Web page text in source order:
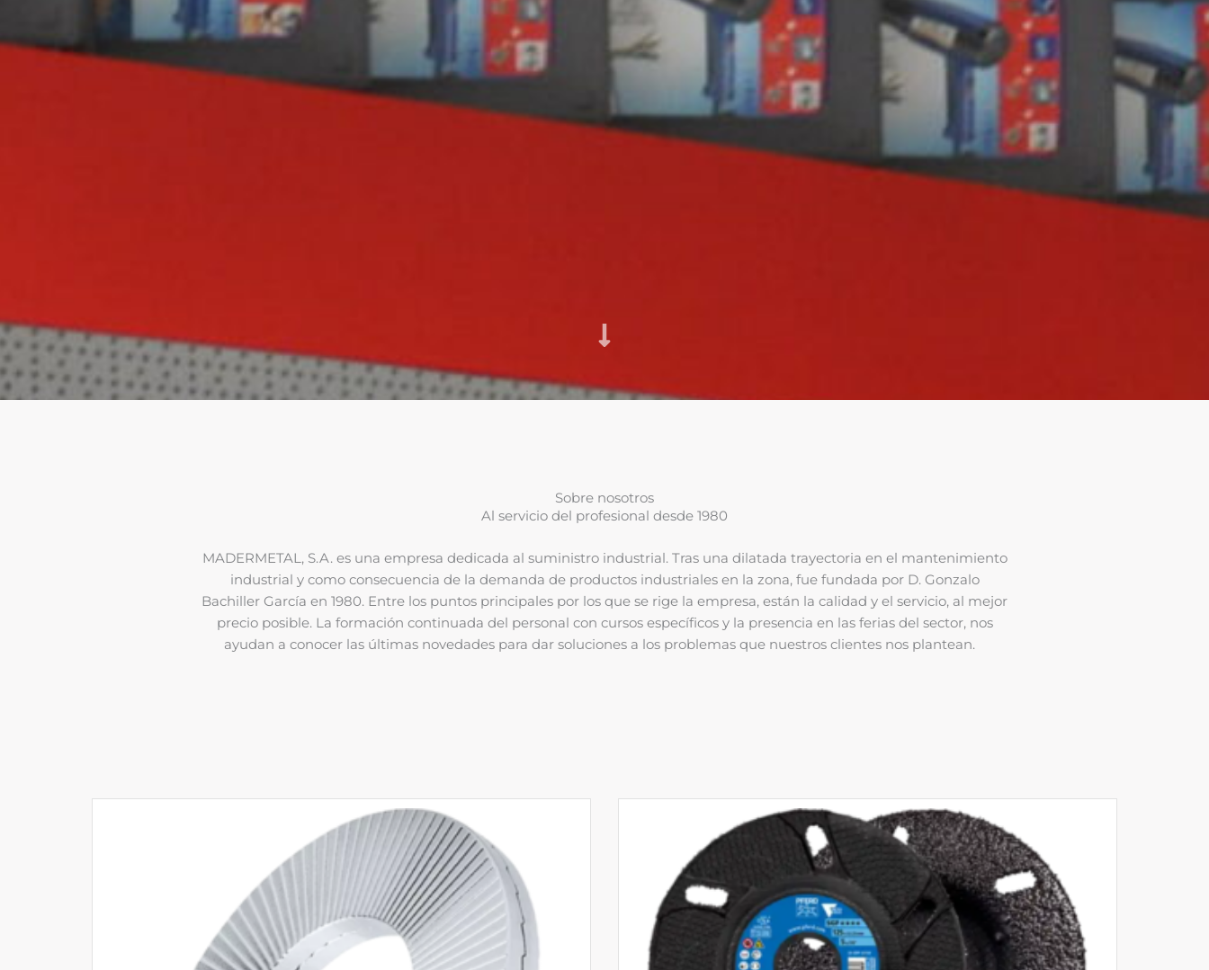
Sobre nosotros
Al servicio del profesional desde 1980
MADERMETAL, S.A. es una empresa dedicada al suministro industrial. Tras una dilatada trayectoria en el mantenimiento
industrial y como consecuencia de la demanda de productos industriales en la zona, fue fundada por D. Gonzalo
Bachiller García en 1980. Entre los puntos principales por los que se rige la empresa, están la calidad y el servicio, al mejor
precio posible. La formación continuada del personal con cursos específicos y la presencia en las ferias del sector, nos
ayudan a conocer las últimas novedades para dar soluciones a los problemas que nuestros clientes nos plantean.